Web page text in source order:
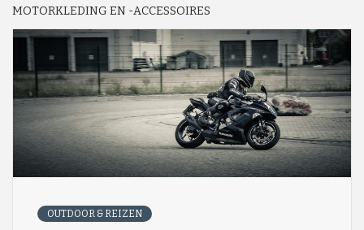
MOTORKLEDING EN -ACCESSOIRES
OUTDOOR & REIZEN